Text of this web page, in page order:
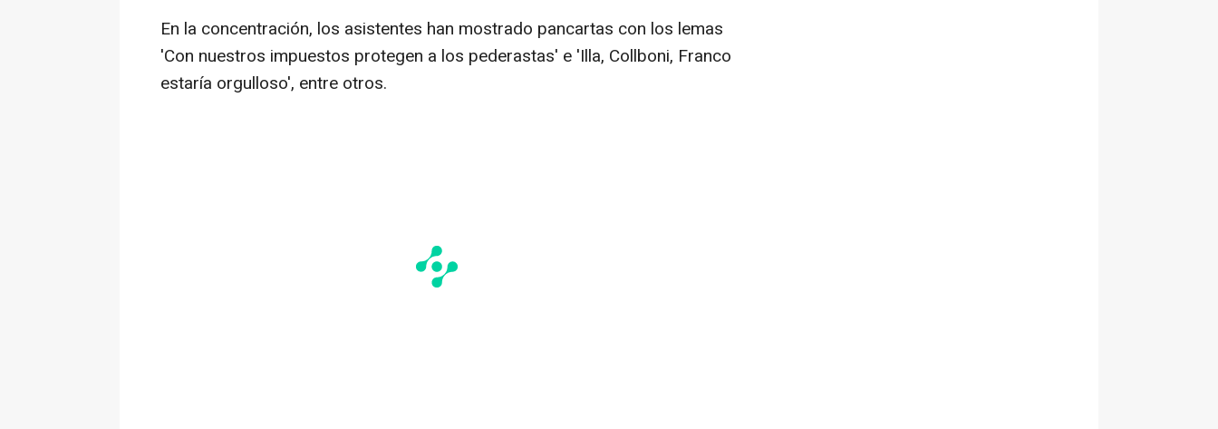
En la concentración, los asistentes han mostrado pancartas con los lemas
'Con nuestros impuestos protegen a los pederastas' e 'Illa, Collboni, Franco
estaría orgulloso', entre otros.